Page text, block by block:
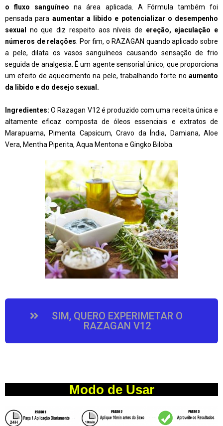
o fluxo sanguíneo na área aplicada. A Fórmula também foi
pensada para aumentar a libido e potencializar o desempenho
sexual
no que diz respeito aos níveis de ereção, ejaculação e
números de relações . Por fim, o RAZAGAN quando aplicado sobre
a pele, dilata os vasos sanguíneos causando sensação de frio
seguida de analgesia. É um agente sensorial único, que proporciona
um efeito de aquecimento na pele, trabalhando forte no aumento
da libido e do desejo sexual.
Ingredientes:O Razagan V12 é produzido com uma receita única e
altamente eficaz composta de óleos essenciais e extratos de
Marapuama, Pimenta Capsicum, Cravo da Índia, Damiana, Aloe
Vera, Mentha Piperita, Aqua Mentona e Gingko Biloba.
SIM, QUERO EXPERIMETAR O
RAZAGAN V12
Modo de Usar